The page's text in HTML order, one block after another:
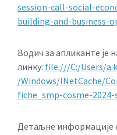
session-call-social-
building-and-business-
Водич за апликанте је
линку: file:///C:/Users/
/Windows/INetCache/
fiche_smp-cosme-2024-
Детаљне информације